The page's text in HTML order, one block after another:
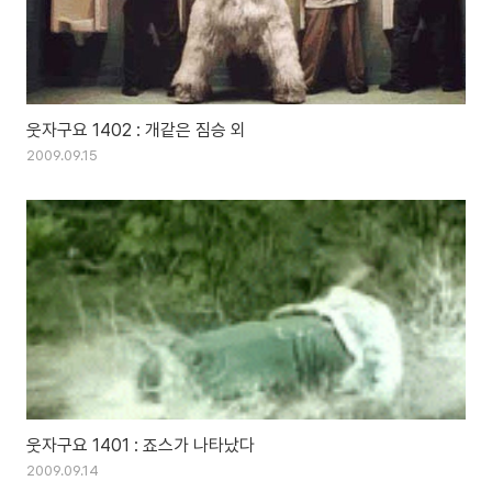
웃자구요 1402 : 개같은 짐승 외
2009.09.15
웃자구요 1401 : 죠스가 나타났다
2009.09.14